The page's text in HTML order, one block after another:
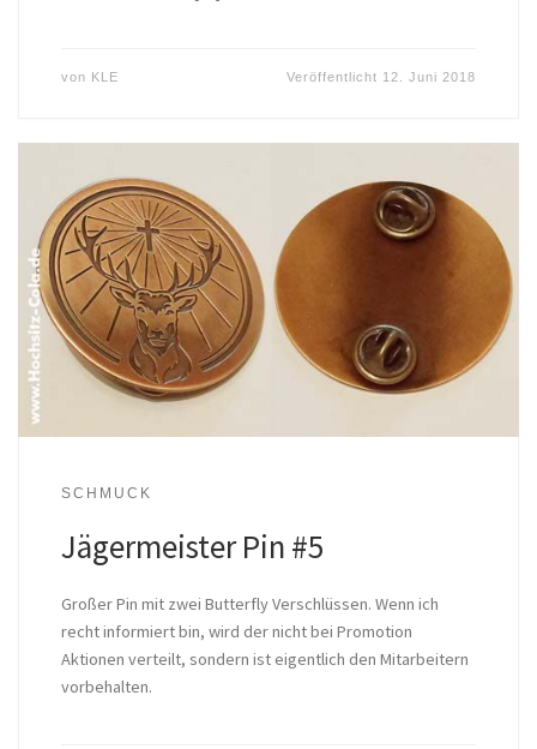
von KLE Veröffentlicht 12. Juni 2018
SCHMUCK
Jägermeister Pin #5
Großer Pin mit zwei Butterfly Verschlüssen. Wenn ich
recht informiert bin, wird der nicht bei Promotion
Aktionen verteilt, sondern ist eigentlich den Mitarbeitern
vorbehalten.